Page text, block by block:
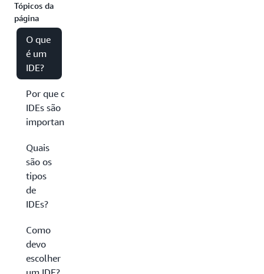
Tópicos da
página
O que
é um
IDE?
Por que os
IDEs são
importantes?
Quais
são os
tipos
de
IDEs?
Como
devo
escolher